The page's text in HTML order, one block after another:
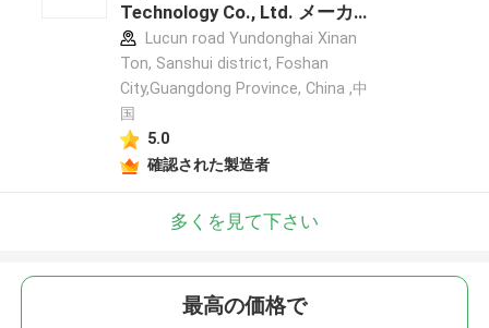
Technology Co., Ltd. メーカー
プロフィール
Lucun road Yundonghai Xinan
Ton, Sanshui district, Foshan
City,Guangdong Province, China ,中
国
5.0
確認された製造者
多くを見て下さい
最高の価格で